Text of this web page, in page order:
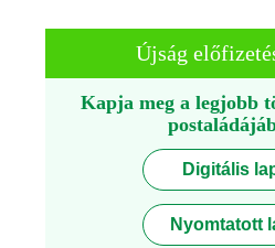
Újság
Kapja meg a legjobb
Digitális
Nyomtatott